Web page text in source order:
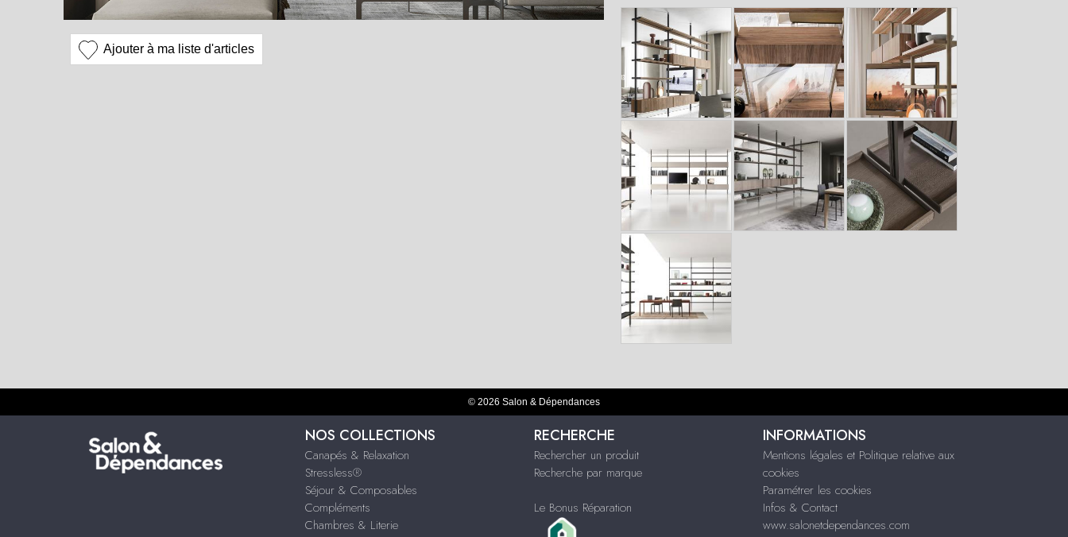
Ajouter à ma liste d'articles
© 2026 Salon & Dépendances
NOS COLLECTIONS
Canapés & Relaxation
Stressless®
Séjour & Composables
Compléments
Chambres & Literie
RECHERCHE
Rechercher un produit
Recherche par marque
Le Bonus Réparation
INFORMATIONS
Mentions légales et Politique relative aux
cookies
Paramétrer les cookies
Infos & Contact
www.salonetdependances.com